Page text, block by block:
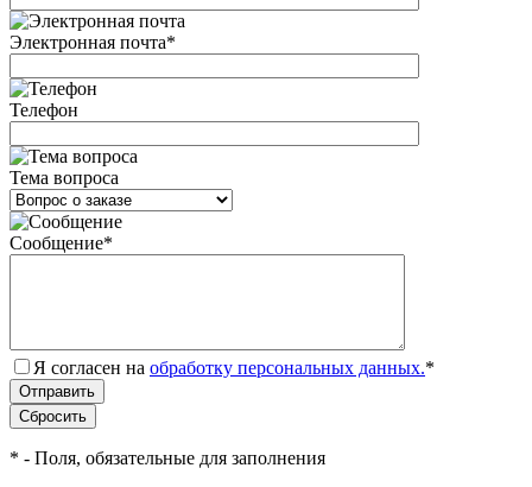
Электронная почта*
Телефон
Тема вопроса
Сообщение*
Я согласен на обработку персональных данных.*
* - Поля, обязательные для заполнения